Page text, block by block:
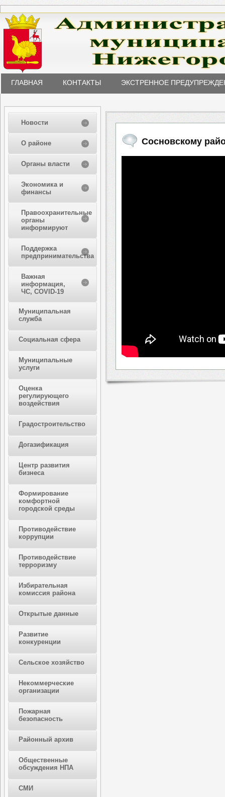
ГЛАВНАЯ КОНТАКТЫ ЭКСТРЕННОЕ
Новости
О районе
Органы власти
Экономика и
финансы
Правоохранительные
органы
информируют
Поддержка
предпринимательства
Важная
информация,
ЧС, COVID-19
Муниципальная
служба
Социальная сфера
Муниципальные
услуги
Оценка
регулирующего
воздействия
Градостроительство
Догазификация
Центр развития
бизнеса
Формирование
комфортной
городской среды
Противодействие
коррупции
Противодействие
терроризму
Избирательная
комиссия района
Открытые данные
Развитие
конкуренции
Сельское хозяйство
Некоммерческие
организации
Пожарная
безопасность
Районный архив
Общественные
обсуждения НПА
СМИ
Сосновскому